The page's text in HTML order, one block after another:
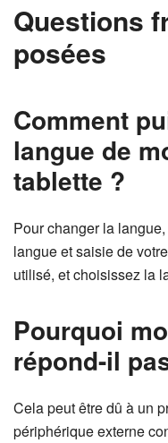
Questions
posées
Comment
langue de
tablette ?
Pour changer la
langue et saisie de
utilisé, et choisissez la
Pourquoi
répond-il
Cela peut être dû à un
périphérique externe